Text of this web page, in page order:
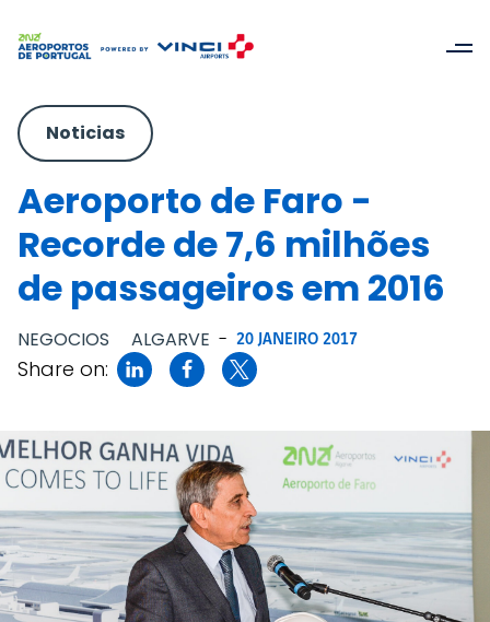
Noticias
Aeroporto de Faro -
Recorde de 7,6 milhões
de passageiros em 2016
NEGOCIOS ALGARVE - 20 JANEIRO 2017
Share on: